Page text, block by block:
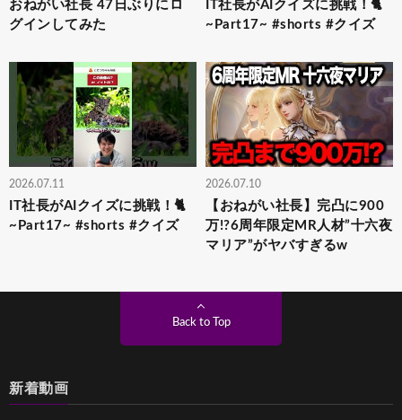
おねがい社長 47日ぶりにロ
グインしてみた
IT社長がAIクイズに挑戦！🐈
~Part17~ #shorts #クイズ
2026.07.11
IT社長がAIクイズに挑戦！🐈
~Part17~ #shorts #クイズ
2026.07.10
【おねがい社長】完凸に900
万!?6周年限定MR人材”十六夜
マリア”がヤバすぎるw
Back to Top
新着動画